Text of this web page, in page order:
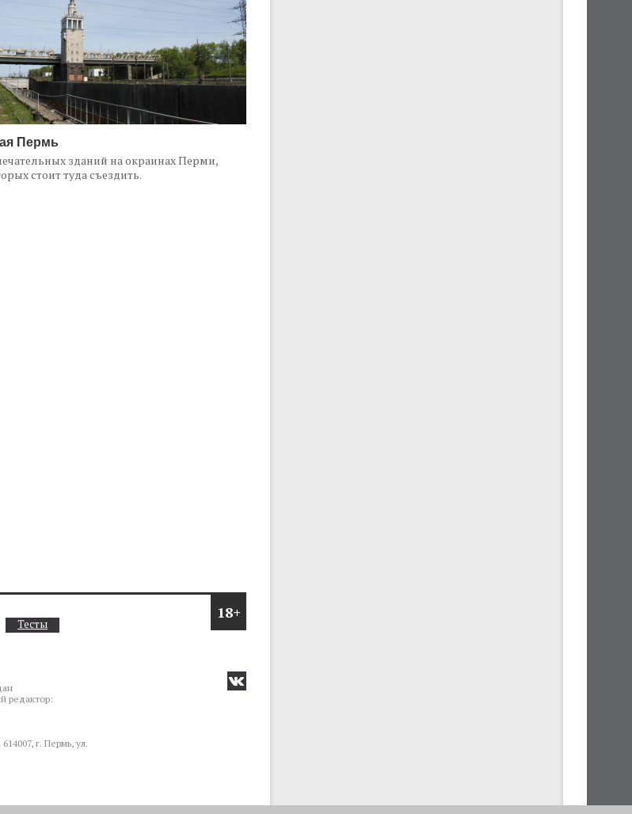
Пермь
зданий на окраинах Перми,
стоит туда съездить.
18+
Тесты
редактор:
. 614007, г. Пермь, ул.